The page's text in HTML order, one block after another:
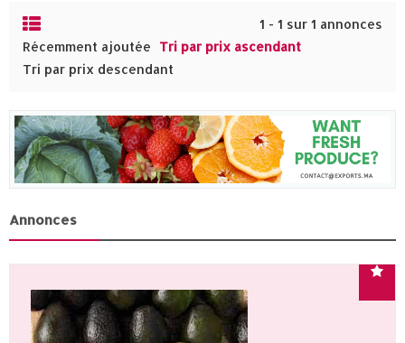
1 - 1 sur 1 annonces
Récemment ajoutée
Tri par prix ascendant
Tri par prix descendant
Annonces